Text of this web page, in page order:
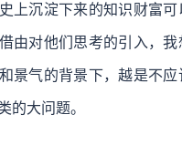
上沉淀下来的知识财富
由对他们思考的引入，
景气的背景下，越是不应
的大问题。